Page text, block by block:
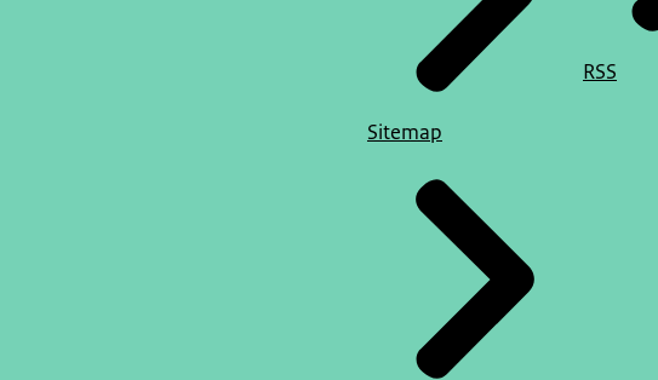
Sitemap
RSS